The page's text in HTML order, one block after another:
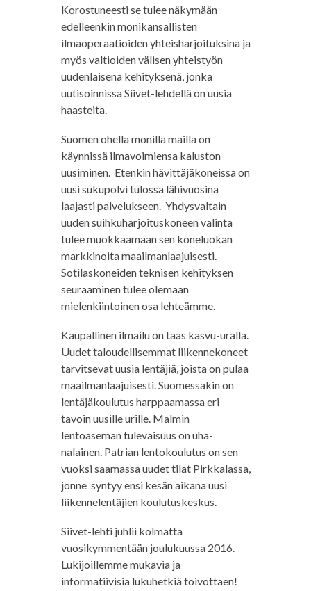
Korostuneesti se tulee näkymään
edelleenkin monikansallisten
ilmaoperaatioiden yhteisharjoituksina ja
myös valtioiden välisen yhteistyön
uudenlaisena kehityksenä, jonka
uutisoinnissa Siivet-lehdellä on uusia
haasteita.
Suomen ohella monilla mailla on
käynnissä ilmavoimiensa kaluston
uusiminen. Etenkin hävittäjäkoneissa on
uusi sukupolvi tulossa lähivuosina
laajasti palvelukseen. Yhdysvaltain
uuden suihkuharjoituskoneen valinta
tulee muokkaamaan sen koneluokan
markkinoita maailmanlaajuisesti.
Sotilaskoneiden teknisen kehityksen
seuraaminen tulee olemaan
mielenkiintoinen osa lehteämme.
Kaupallinen ilmailu on taas kasvu-uralla.
Uudet taloudellisemmat liikennekoneet
tarvitsevat uusia lentäjiä, joista on pulaa
maailmanlaajuisesti. Suomessakin on
lentäjäkoulutus harppaamassa eri
tavoin uusille urille. Malmin
lentoaseman tulevaisuus on uha-
nalainen. Patrian lentokoulutus on sen
vuoksi saamassa uudet tilat Pirkkalassa,
jonne syntyy ensi kesän aikana uusi
liikennelentäjien koulutuskeskus.
Siivet-lehti juhlii kolmatta
vuosikymmentään joulukuussa 2016.
Lukijoillemme mukavia ja
informatiivisia lukuhetkiä toivottaen!